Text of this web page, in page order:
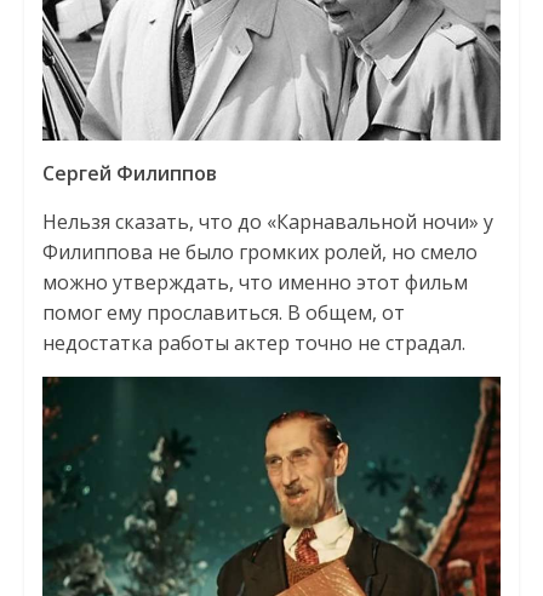
Сергей Филиппов
Нельзя сказать, что до «Карнавальной ночи» у
Филиппова не было громких ролей, но смело
можно утверждать, что именно этот фильм
помог ему прославиться. В общем, от
недостатка работы актер точно не страдал.